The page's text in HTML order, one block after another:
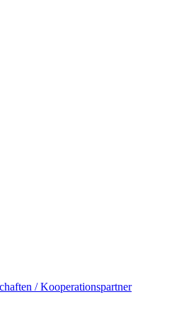
/ Kooperationspartner